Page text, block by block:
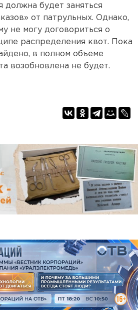
должна будет заняться
от патрульных. Однако,
не могу договориться о
распределения квот. Пока
в полном объеме
возобновлена не будет.